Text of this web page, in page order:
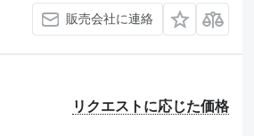
販売会社に連絡
リクエストに応じた価格